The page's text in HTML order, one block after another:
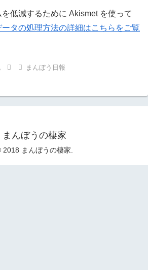
低減するために Akismet を使って
ータの処理方法の詳細はこちらをご覧
まんぼう日報
まんぼうの棲家
2018 まんぼうの棲家.